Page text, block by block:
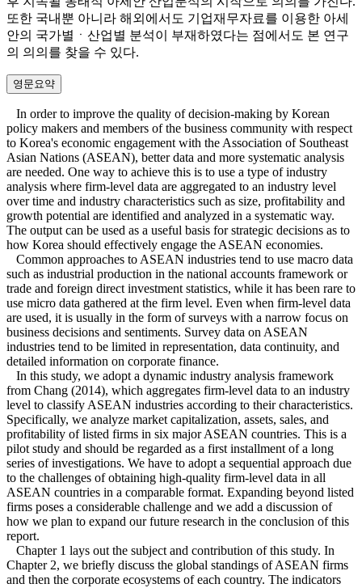
또한 국내뿐 아니라 해외에서도 기업재무자료를 이용한 아세
안의 국가별ㆍ산업별 분석이 부재하였다는 점에서도 본 연구
의 의의를 찾을 수 있다.
영문요약
In order to improve the quality of decision-making by Korean
policy makers and members of the business community with respect
to Korea's economic engagement with the Association of Southeast
Asian Nations (ASEAN), better data and more systematic analysis
are needed. One way to achieve this is to use a type of industry
analysis where firm-level data are aggregated to an industry level
over time and industry characteristics such as size, profitability and
growth potential are identified and analyzed in a systematic way.
The output can be used as a useful basis for strategic decisions as to
how Korea should effectively engage the ASEAN economies.
Common approaches to ASEAN industries tend to use macro data
such as industrial production in the national accounts framework or
trade and foreign direct investment statistics, while it has been rare to
use micro data gathered at the firm level. Even when firm-level data
are used, it is usually in the form of surveys with a narrow focus on
business decisions and sentiments. Survey data on ASEAN
industries tend to be limited in representation, data continuity, and
detailed information on corporate finance.
In this study, we adopt a dynamic industry analysis framework
from Chang (2014), which aggregates firm-level data to an industry
level to classify ASEAN industries according to their characteristics.
Specifically, we analyze market capitalization, assets, sales, and
profitability of listed firms in six major ASEAN countries. This is a
pilot study and should be regarded as a first installment of a long
series of investigations. We have to adopt a sequential approach due
to the challenges of obtaining high-quality firm-level data in all
ASEAN countries in a comparable format. Expanding beyond listed
firms poses a considerable challenge and we add a discussion of
how we plan to expand our future research in the conclusion of this
report.
Chapter 1 lays out the subject and contribution of this study. In
Chapter 2, we briefly discuss the global standings of ASEAN firms
and then the corporate ecosystems of each country. The indicators